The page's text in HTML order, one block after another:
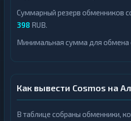
Суммарный резерв обменников
398 RUB.
Минимальная сумма для обмена
Как вывести Cosmos на
В таблице собраны обменники,